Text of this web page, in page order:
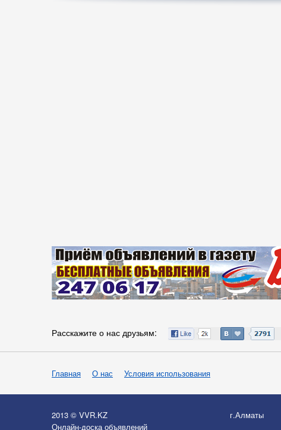
Расскажите о нас друзьям:
Главная О нас Условия использования
2013 © VVR.KZ
Онлайн-доска объявлений
г.Алматы